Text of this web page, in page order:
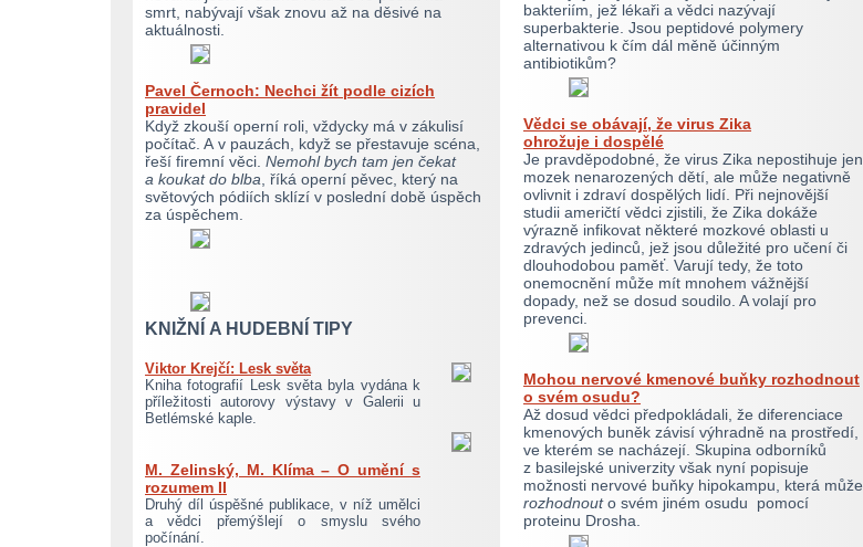
smrt, nabývají však znovu až na děsivé na
aktuálnosti.
Pavel Černoch: Nechci žít podle cizích
pravidel
Když zkouší operní roli, vždycky má v zákulisí
počítač. A v pauzách, když se přestavuje scéna,
řeší firemní věci. Nemohl bych tam jen čekat
a koukat do blba , říká operní pěvec, který na
světových pódiích sklízí v poslední době úspěch
za úspěchem.
KNIŽNÍ A HUDEBNÍ TIPY
Viktor Krejčí: Lesk světa
Kniha fotografií Lesk světa byla vydána k
příležitosti autorovy výstavy v Galerii u
Betlémské kaple.
M. Zelinský, M. Klíma – O umění s
rozumem II
Druhý díl úspěšné publikace, v níž umělci
a vědci přemýšlejí o smyslu svého
počínání.
bakteriím, jež lékaři a vědci nazývají
superbakterie. Jsou peptidové polymery
alternativou k čím dál měně účinným
antibiotikům?
Vědci se obávají, že virus Zika
ohrožuje i dospělé
Je pravděpodobné, že virus Zika nepostihuje jen
mozek nenarozených dětí, ale může negativně
ovlivnit i zdraví dospělých lidí. Při nejnovější
studii američtí vědci zjistili, že Zika dokáže
výrazně infikovat některé mozkové oblasti u
zdravých jedinců, jež jsou důležité pro učení či
dlouhodobou paměť. Varují tedy, že toto
onemocnění může mít mnohem vážnější
dopady, než se dosud soudilo. A volají pro
prevenci.
Mohou nervové kmenové buňky rozhodnout
o svém osudu?
Až dosud vědci předpokládali, že diferenciace
kmenových buněk závisí výhradně na prostředí,
ve kterém se nacházejí. Skupina odborníků
z basilejské univerzity však nyní popisuje
možnosti nervové buňky hipokampu, která může
rozhodnouto svém jiném osudu pomocí
proteinu Drosha.